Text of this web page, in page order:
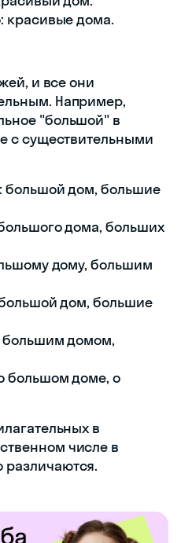
красивые дома.
и все они
Например,
"большой" в
с существительными
большой дом, большие
дома, больших
дому, большим
дом, большие
большим домом,
большом доме, о
в
числе в